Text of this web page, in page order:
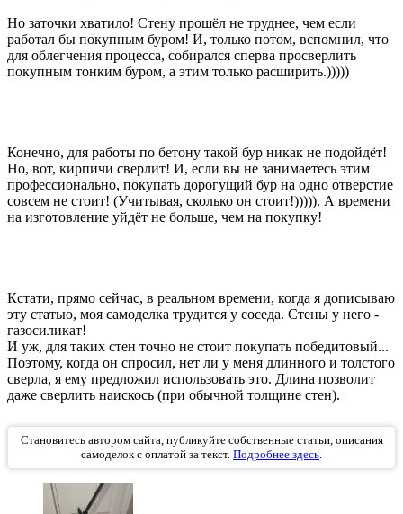
Но заточки хватило! Стену прошёл не труднее, чем если
работал бы покупным буром! И, только потом, вспомнил, что
для облегчения процесса, собирался сперва просверлить
покупным тонким буром, а этим только расширить.)))))
Конечно, для работы по бетону такой бур никак не подойдёт!
Но, вот, кирпичи сверлит! И, если вы не занимаетесь этим
профессионально, покупать дорогущий бур на одно отверстие
совсем не стоит! (Учитывая, сколько он стоит!))))). А времени
на изготовление уйдёт не больше, чем на покупку!
Кстати, прямо сейчас, в реальном времени, когда я дописываю
эту статью, моя самоделка трудится у соседа. Стены у него -
газосиликат!
И уж, для таких стен точно не стоит покупать победитовый...
Поэтому, когда он спросил, нет ли у меня длинного и толстого
сверла, я ему предложил использовать это. Длина позволит
даже сверлить наискось (при обычной толщине стен).
Становитесь автором сайта, публикуйте собственные статьи, описания
самоделок с оплатой за текст. Подробнее здесь.